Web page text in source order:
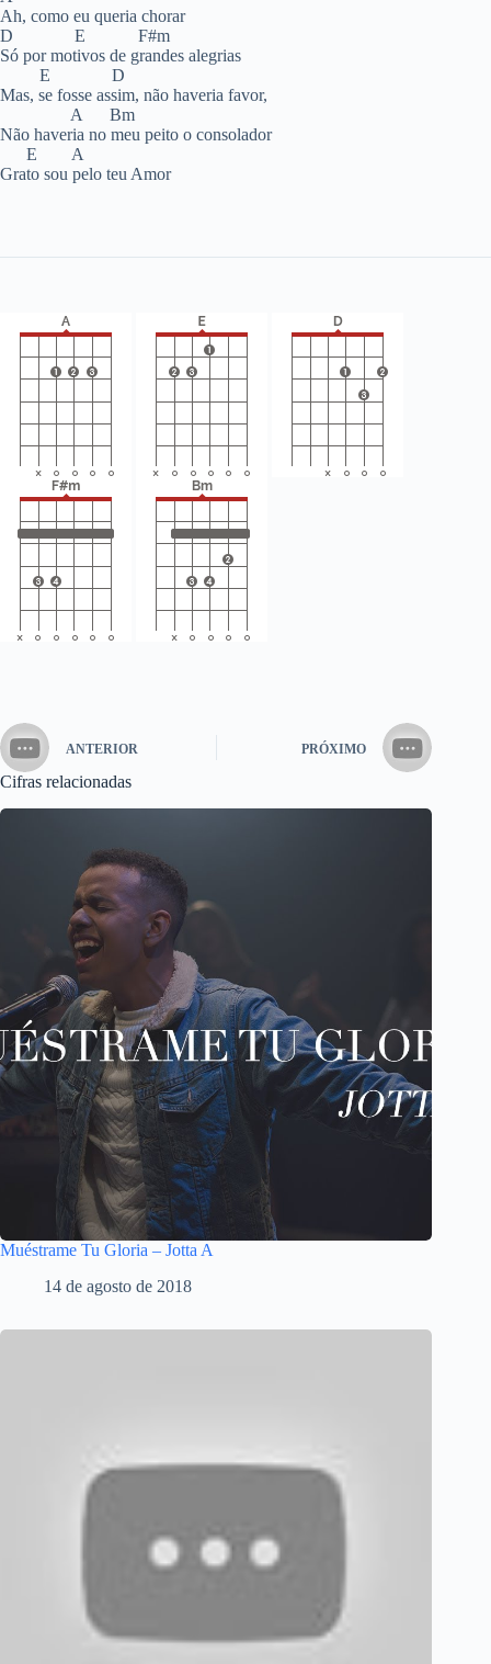
Ah, como eu queria chorar
D E F#m
Só por motivos de grandes alegrias
E D
Mas, se fosse assim, não haveria favor,
A Bm
Não haveria no meu peito o consolador
E A
Grato sou pelo teu Amor
ANTERIOR PRÓXIMO
Cifras relacionadas
Muéstrame Tu Gloria – Jotta A
14 de agosto de 2018